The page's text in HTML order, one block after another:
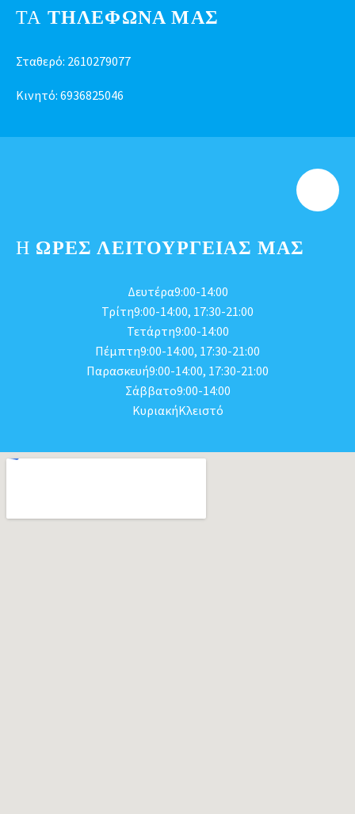
ΤΑ ΤΗΛΕΦΩΝΑ ΜΑΣ
Σταθερό: 2610279077
Κινητό: 6936825046
Η ΩΡΕΣ ΛΕΙΤΟΥΡΓΕΊΑΣ ΜΑΣ
Δευτέρα9:00-14:00
Τρίτη9:00-14:00, 17:30-21:00
Τετάρτη9:00-14:00
Πέμπτη9:00-14:00, 17:30-21:00
Παρασκευή9:00-14:00, 17:30-21:00
Σάββατο9:00-14:00
ΚυριακήΚλειστό